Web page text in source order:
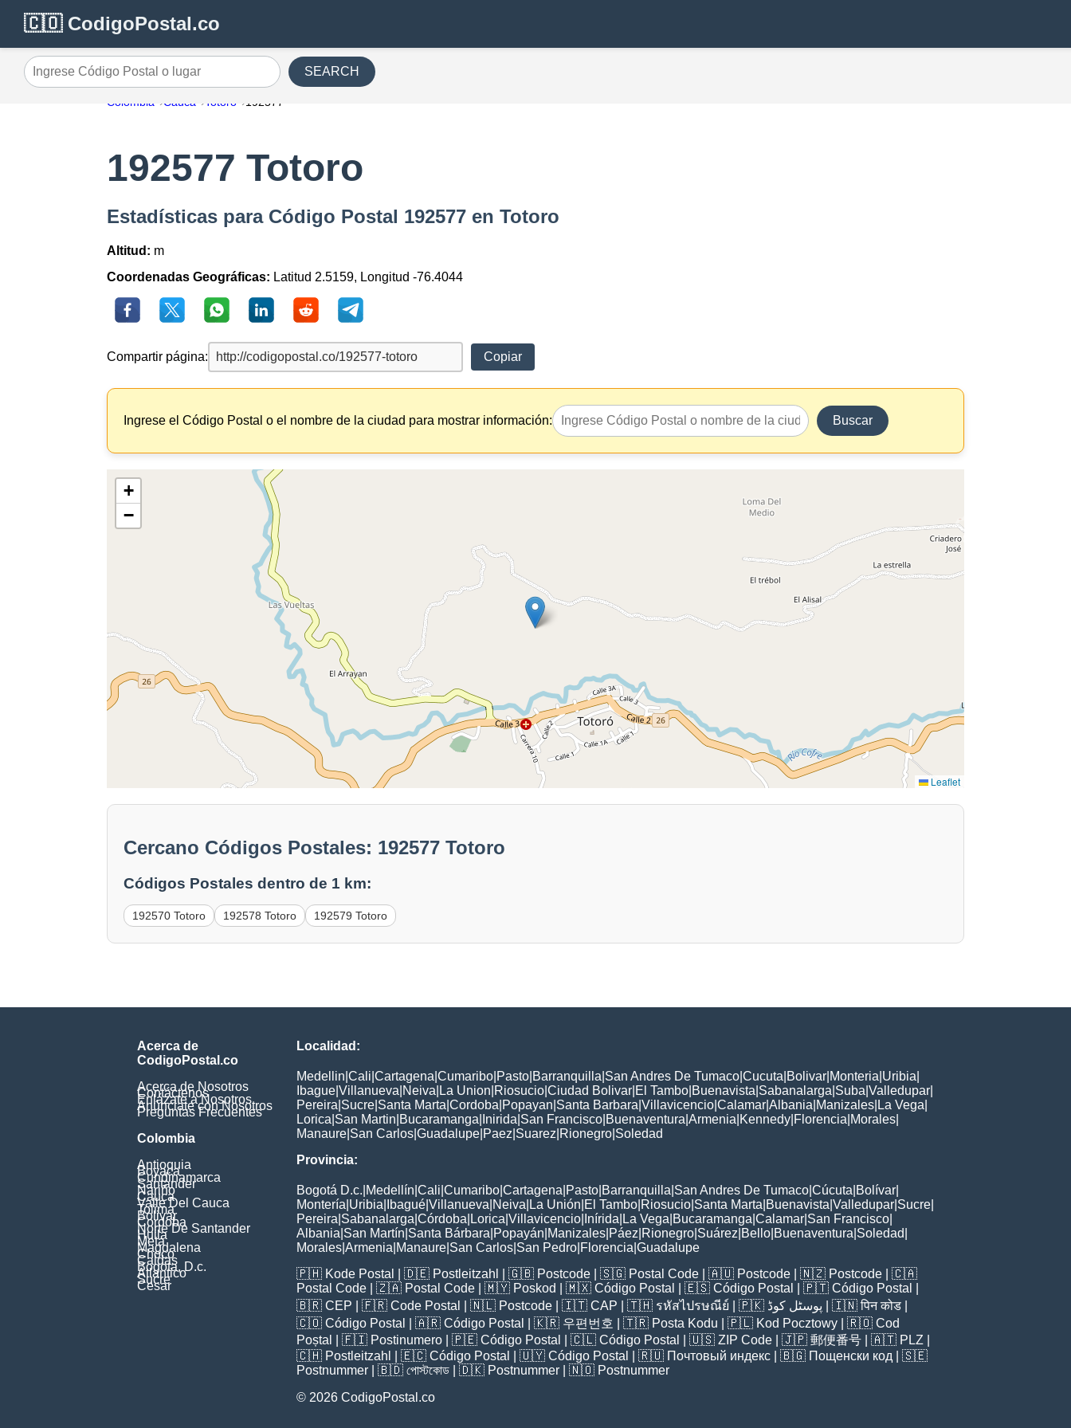
🇨🇴 CodigoPostal.co
Ingrese Código Postal o lugar SEARCH
Colombia Cauca Totoro 192577
192577 Totoro
Estadísticas para Código Postal 192577 en Totoro
Altitud: m
Coordenadas Geográficas: Latitud 2.5159, Longitud -76.4044
Compartir página: Copiar
Ingrese el Código Postal o el nombre de la ciudad para mostrar información: Buscar
+
−
Leaflet
Cercano Códigos Postales: 192577 Totoro
Códigos Postales dentro de 1 km:
192570 Totoro 192578 Totoro 192579 Totoro
Acerca de
CodigoPostal.co
Acerca de Nosotros
Contáctenos
Enlázate a Nosotros
Anúnciate con Nosotros
Preguntas Frecuentes
Colombia
Antioquia
Boyaca
Cundinamarca
Santander
Nariño
Cauca
Valle Del Cauca
Tolima
Bolivar
Cordoba
Norte De Santander
Huila
Meta
Magdalena
Choco
Caldas
Bogota, D.c.
Atlantico
Sucre
Cesar
Localidad:
Medellin Cali Cartagena Cumaribo Pasto Barranquilla San Andres De Tumaco Cucuta Bolivar Monteria Uribia
Ibague Villanueva Neiva La Union Riosucio Ciudad Bolivar El Tambo Buenavista Sabanalarga Suba Valledupar
Pereira Sucre Santa Marta Cordoba Popayan Santa Barbara Villavicencio Calamar Albania Manizales La Vega
Lorica San Martin Bucaramanga Inirida San Francisco Buenaventura Armenia Kennedy Florencia Morales
Manaure San Carlos Guadalupe Paez Suarez Rionegro Soledad
Provincia:
Bogotá D.c. Medellín Cali Cumaribo Cartagena Pasto Barranquilla San Andres De Tumaco Cúcuta Bolívar
Montería Uribia Ibagué Villanueva Neiva La Unión El Tambo Riosucio Santa Marta Buenavista Valledupar Sucre
Pereira Sabanalarga Córdoba Lorica Villavicencio Inírida La Vega Bucaramanga Calamar San Francisco
Albania San Martín Santa Bárbara Popayán Manizales Páez Rionegro Suárez Bello Buenaventura Soledad
Morales Armenia Manaure San Carlos San Pedro Florencia Guadalupe
🇵🇭 Kode Postal | 🇩🇪 Postleitzahl | 🇬🇧 Postcode | 🇸🇬 Postal Code | 🇦🇺 Postcode | 🇳🇿 Postcode | 🇨🇦
Postal Code | 🇿🇦 Postal Code | 🇲🇾 Poskod | 🇲🇽 Código Postal | 🇪🇸 Código Postal | 🇵🇹 Código Postal
🇧🇷 CEP | 🇫🇷 Code Postal | 🇳🇱 Postcode | 🇮🇹 CAP | 🇹🇭 รหัสไปรษณีย์ | 🇵🇰 پوسٹل کوڈ | 🇮🇳पिन कोड
🇨🇴 Código Postal | 🇦🇷 Código Postal | 🇰🇷 우편번호 | 🇹🇷 Posta Kodu | 🇵🇱 Kod Pocztowy | 🇷🇴 Cod
Poștal
| 🇫🇮 Postinumero | 🇵🇪 Código Postal | 🇨🇱 Código Postal | 🇺🇸 ZIP Code | 🇯🇵 郵便番号 | 🇦🇹 PLZ
🇨🇭 Postleitzahl | 🇪🇨 Código Postal | 🇺🇾 Código Postal | 🇷🇺 Почтовый индекс | 🇧🇬 Пощенски код | 🇸🇪
Postnummer | 🇧🇩 পোস্টকোড | 🇩🇰 Postnummer | 🇳🇴 Postnummer
© 2026 CodigoPostal.co